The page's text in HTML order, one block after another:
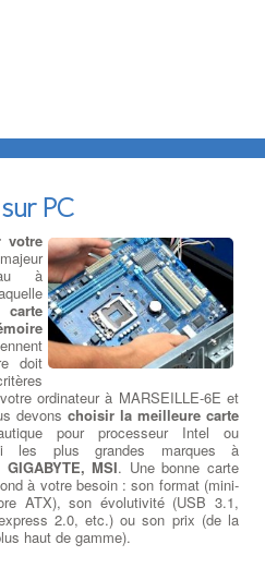
PC
votre
à
doit
ordinateur à MARSEILLE-6E et
devons choisir la meilleure carte
pour processeur Intel ou
les plus grandes marques à
GIGABYTE, MSI. Une bonne carte
à votre besoin : son format (mini-
ATX), son évolutivité (USB 3.1,
2.0, etc.) ou son prix (de la
haut de gamme).